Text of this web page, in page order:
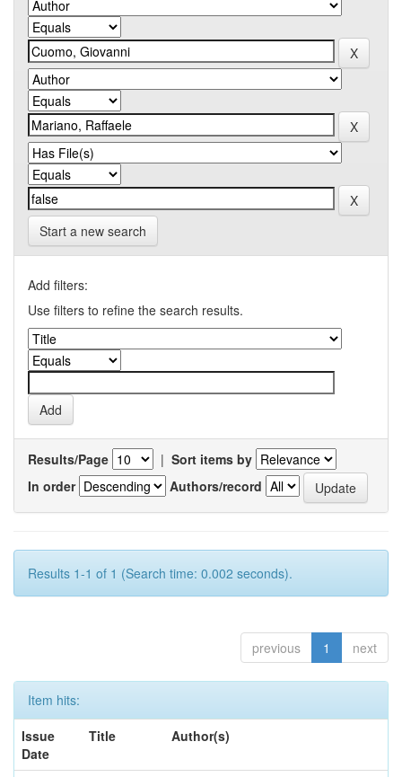
Start a new search
Add filters:
Use filters to refine the search results.
Results/Page | Sort items by
In order
Authors/record
Results 1-1 of 1 (Search time: 0.002 seconds).
previous 1 next
Item hits:
Issue
Date
Title Author(s)